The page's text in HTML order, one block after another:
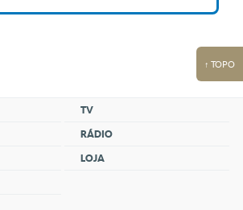
↑ TOPO
TV
RÁDIO
LOJA